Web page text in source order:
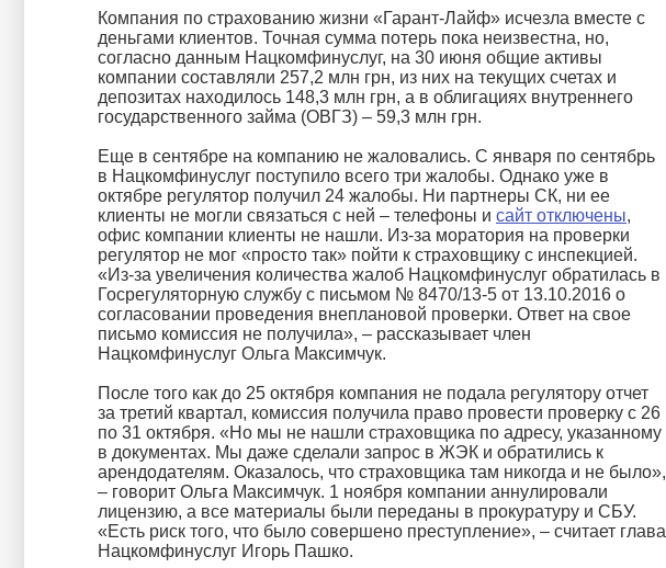
Компания по страхованию жизни «Гарант-Лайф» исчезла вместе с
деньгами клиентов. Точная сумма потерь пока неизвестна, но,
согласно данным Нацкомфинуслуг, на 30 июня общие активы
компании составляли 257,2 млн грн, из них на текущих счетах и
депозитах находилось 148,3 млн грн, а в облигациях внутреннего
государственного займа (ОВГЗ) – 59,3 млн грн.
Еще в сентябре на компанию не жаловались. С января по сентябрь
в Нацкомфинуслуг поступило всего три жалобы. Однако уже в
октябре регулятор получил 24 жалобы. Ни партнеры СК, ни ее
клиенты не могли связаться с ней – телефоны и сайт отключены,
офис компании клиенты не нашли. Из-за моратория на проверки
регулятор не мог «просто так» пойти к страховщику с инспекцией.
«Из-за увеличения количества жалоб Нацкомфинуслуг обратилась в
Госрегуляторную службу с письмом № 8470/13-5 от 13.10.2016 о
согласовании проведения внеплановой проверки. Ответ на свое
письмо комиссия не получила», – рассказывает член
Нацкомфинуслуг Ольга Максимчук.
После того как до 25 октября компания не подала регулятору отчет
за третий квартал, комиссия получила право провести проверку с 26
по 31 октября. «Но мы не нашли страховщика по адресу, указанному
в документах. Мы даже сделали запрос в ЖЭК и обратились к
арендодателям. Оказалось, что страховщика там никогда и не было»,
– говорит Ольга Максимчук. 1 ноября компании аннулировали
лицензию, а все материалы были переданы в прокуратуру и СБУ.
«Есть риск того, что было совершено преступление», – считает глава
Нацкомфинуслуг Игорь Пашко.